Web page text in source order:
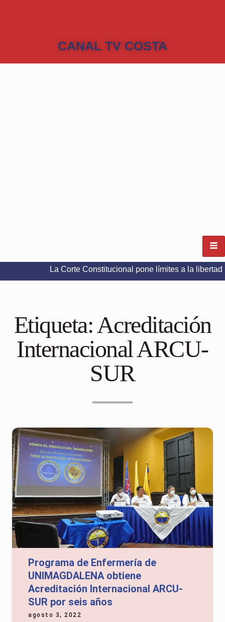
CANAL TV COSTA
La Corte Constitucional pone límites a la libertad de
Etiqueta:Acreditación
Internacional ARCU-
SUR
Programa de Enfermería de
UNIMAGDALENA obtiene
Acreditación Internacional ARCU-
SUR por seis años
agosto 3, 2022